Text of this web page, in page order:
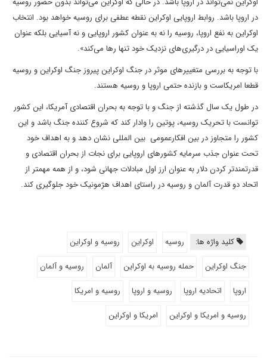
در اروپا باشد. روابط اروپایی اوکراین نقطه عطفی برای روسیه خواهد بود. انتخاب
اوکراین به نفع اروپا، روسیه را نه به عنوان کشور اروپایی و نه آسیایی بلکه عنوان
یک اوراسیایی در درگیری‌های نزدیک خود تنها رها می‌کند».
با توجه به بررسی متغییرهای موثر در جنگ اوکراین پیروز جنگ اوکراین و روسیه
قطعا امریکاست و بازنده حتمی اروپا و روسیه هستند.
در طول یک سال گذشته از جنگ و با توجه به بحران اقتصادی آمریکا، این کشور
توانست با تحریک روسیه، پوتین را وادار کند که شروع کننده جنگ باشد و این
کشور را متجاوز در بین افکارعمومی بین المللی نشان دهد و به اهداف خود
تحت عنوان جذب سرمایه کشورهای اروپایی برای نجات از بحران اقتصادی و
قدرتمندتر کردن دلار به عنوان ارز اول مبادلات جهانی شود، و از همه مهمتر از
اتحاد دو قدرت آلمان و روسیه در راستای اهداف هژمونیک خود جلوگیری کند.
کلید واژه ها: روسیه اوکراین
روسیه و اوکراین
جنگ اوکراین
حمله روسیه به اوکراین آلمان
روسیه و آلمان
اروپا
اتحادیه اروپا روسیه و اروپا
روسیه و امریکا
روسیه و امریکا و اوکراین
امریکا و اوکراین